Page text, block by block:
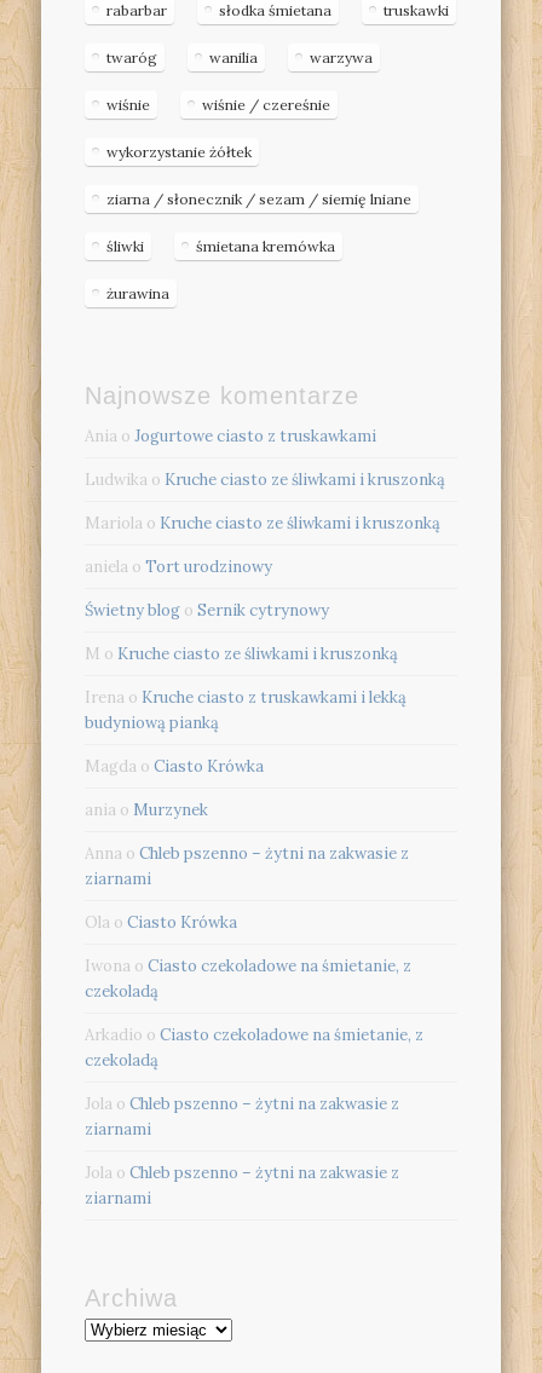
rabarbar słodka śmietana truskawki
twaróg wanilia warzywa
wiśnie wiśnie / czereśnie
wykorzystanie żółtek
ziarna / słonecznik / sezam / siemię lniane
śliwki śmietana kremówka
żurawina
Najnowsze komentarze
Ania oJogurtowe ciasto z truskawkami
Ludwika o Kruche ciasto ze śliwkami i kruszonką
Mariola o Kruche ciasto ze śliwkami i kruszonką
aniela oTort urodzinowy
Świetny blog oSernik cytrynowy
M o Kruche ciasto ze śliwkami i kruszonką
Irena o Kruche ciasto z truskawkami i lekką
budyniową pianką
Magda oCiasto Krówka
ania o Murzynek
Anna oChleb pszenno – żytni na zakwasie z
ziarnami
Ola oCiasto Krówka
Iwona oCiasto czekoladowe na śmietanie, z
czekoladą
Arkadio oCiasto czekoladowe na śmietanie, z
czekoladą
Jola oChleb pszenno – żytni na zakwasie z
ziarnami
Jola oChleb pszenno – żytni na zakwasie z
ziarnami
Archiwa